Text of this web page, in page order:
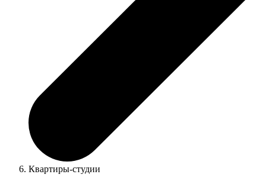
Квартиры-студии